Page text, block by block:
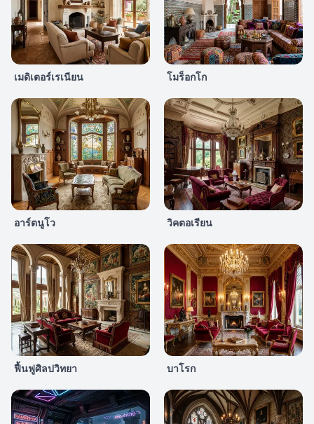
เมดิเตอร์เรเนียน โมร็อกโก
อาร์ตนูโว วิคตอเรียน
ฟื้นฟูศิลปวิทยา บาโรก